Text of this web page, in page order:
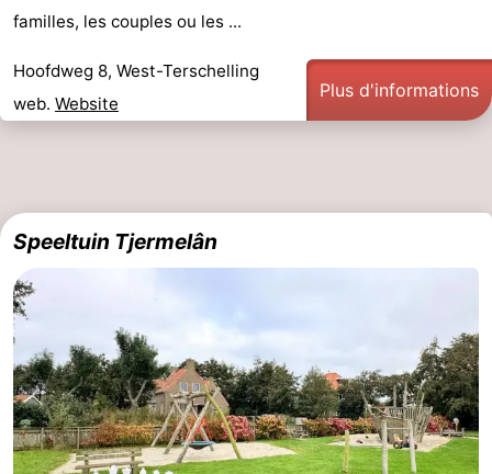
familles, les couples ou les ...
Hoofdweg 8, West-Terschelling
web. Website
Plus d'informations
Speeltuin Tjermelân